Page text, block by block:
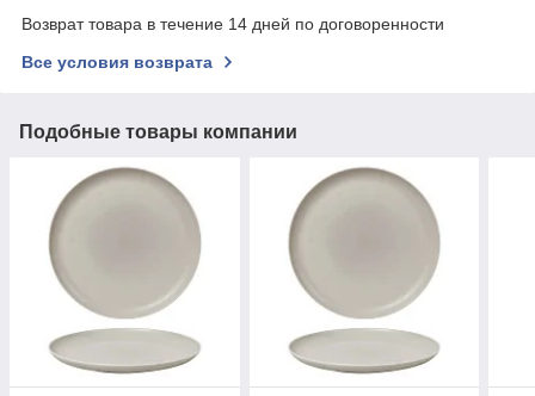
Возврат товара в течение 14 дней по договоренности
Все условия возврата
Подобные товары компании